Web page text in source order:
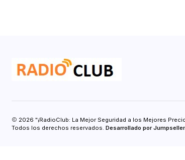
2026 "¡RadioClub: La Mejor Seguridad a los Mejores
Todos los derechos reservados. Desarrollado por Jumpseller